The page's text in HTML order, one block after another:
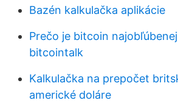
Bazén kalkulačka aplikácie
Prečo je bitcoin
bitcointalk
Kalkulačka na prepočet
americké doláre